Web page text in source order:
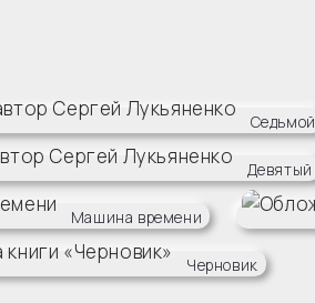
Седьмой
Девятый
Машина времени
Черновик